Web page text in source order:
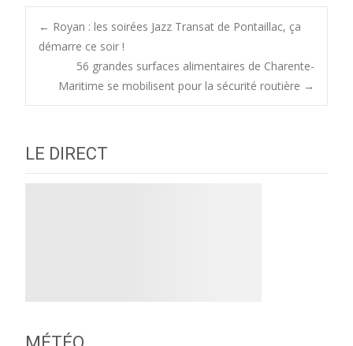
Post
navigation
← Royan : les soirées Jazz Transat de Pontaillac, ça
démarre ce soir !
56 grandes surfaces alimentaires de Charente-
Maritime se mobilisent pour la sécurité routière →
LE DIRECT